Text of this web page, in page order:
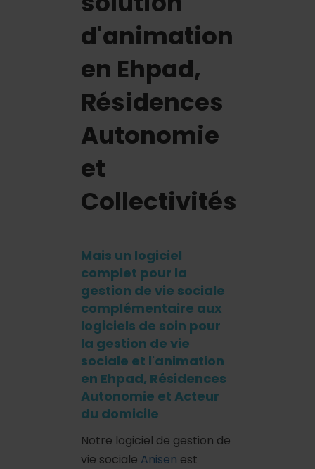
d'animation
en Ehpad,
Résidences
Autonomie
et
Collectivités
Mais un logiciel
complet pour la
gestion de vie sociale
complémentaire aux
logiciels de soin pour
la gestion de vie
sociale et l'animation
en Ehpad, Résidences
Autonomie et Acteur
du domicile
Notre logiciel de gestion de
vie sociale Anisen est